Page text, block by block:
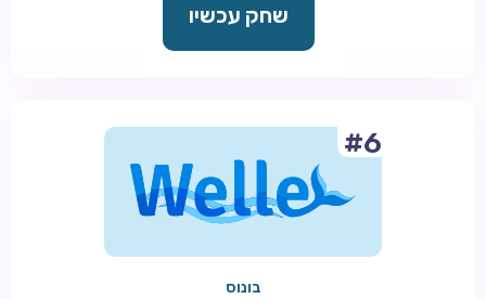
שחק עכשיו
#6
בונוס